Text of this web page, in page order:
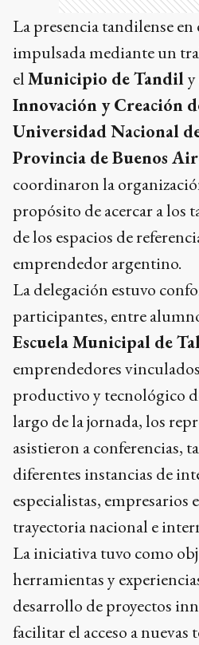
La presencia tandilense
impulsada mediante un
elMunicipio de Tandil
Innovación y Creación
Universidad Nacional
Provincia de Buenos
coordinaron la
propósito de acercar a los
de los espacios de
emprendedor argentino.
La delegación estuvo
participantes, entre
Escuela Municipal de
emprendedores
productivo y tecnológico
largo de la jornada, los
asistieron a conferencias,
diferentes instancias de
especialistas, empresarios
trayectoria nacional e
La iniciativa tuvo como
herramientas y
desarrollo de proyectos
facilitar el acceso a nuevas